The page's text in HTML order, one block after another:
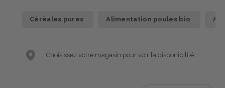
Céréales pures Alimentation poules bio
Choisissez votre magasin pour voir la disponibilité